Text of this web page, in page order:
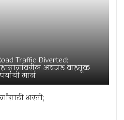
Traffic Diverted:
अवजड वाहतूक
मार्ग
भरती;